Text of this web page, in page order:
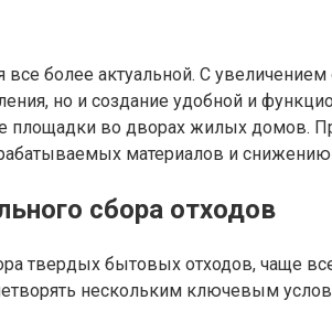
более актуальной. С
но и создание удобной и
во дворах жилых домов.
материалов и
сбора отходов
твердых бытовых отходов, чаще
нескольким ключевым